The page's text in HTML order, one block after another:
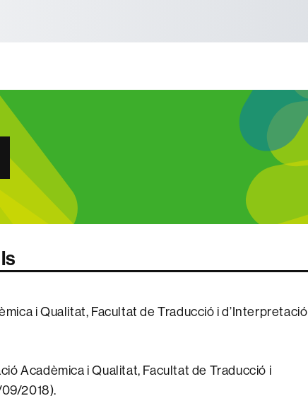
i Qualitat, Facultat de Traducció i d’Interpretació
Acadèmica i Qualitat, Facultat de Traducció i
2018).